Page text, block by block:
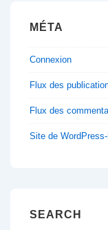
MÉTA
Connexion
Flux des
Flux des
Site de
SEARCH